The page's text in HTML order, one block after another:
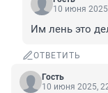
10 июня
Им лень это
ОТВЕТИТЬ
Гость
10 июня 2025,